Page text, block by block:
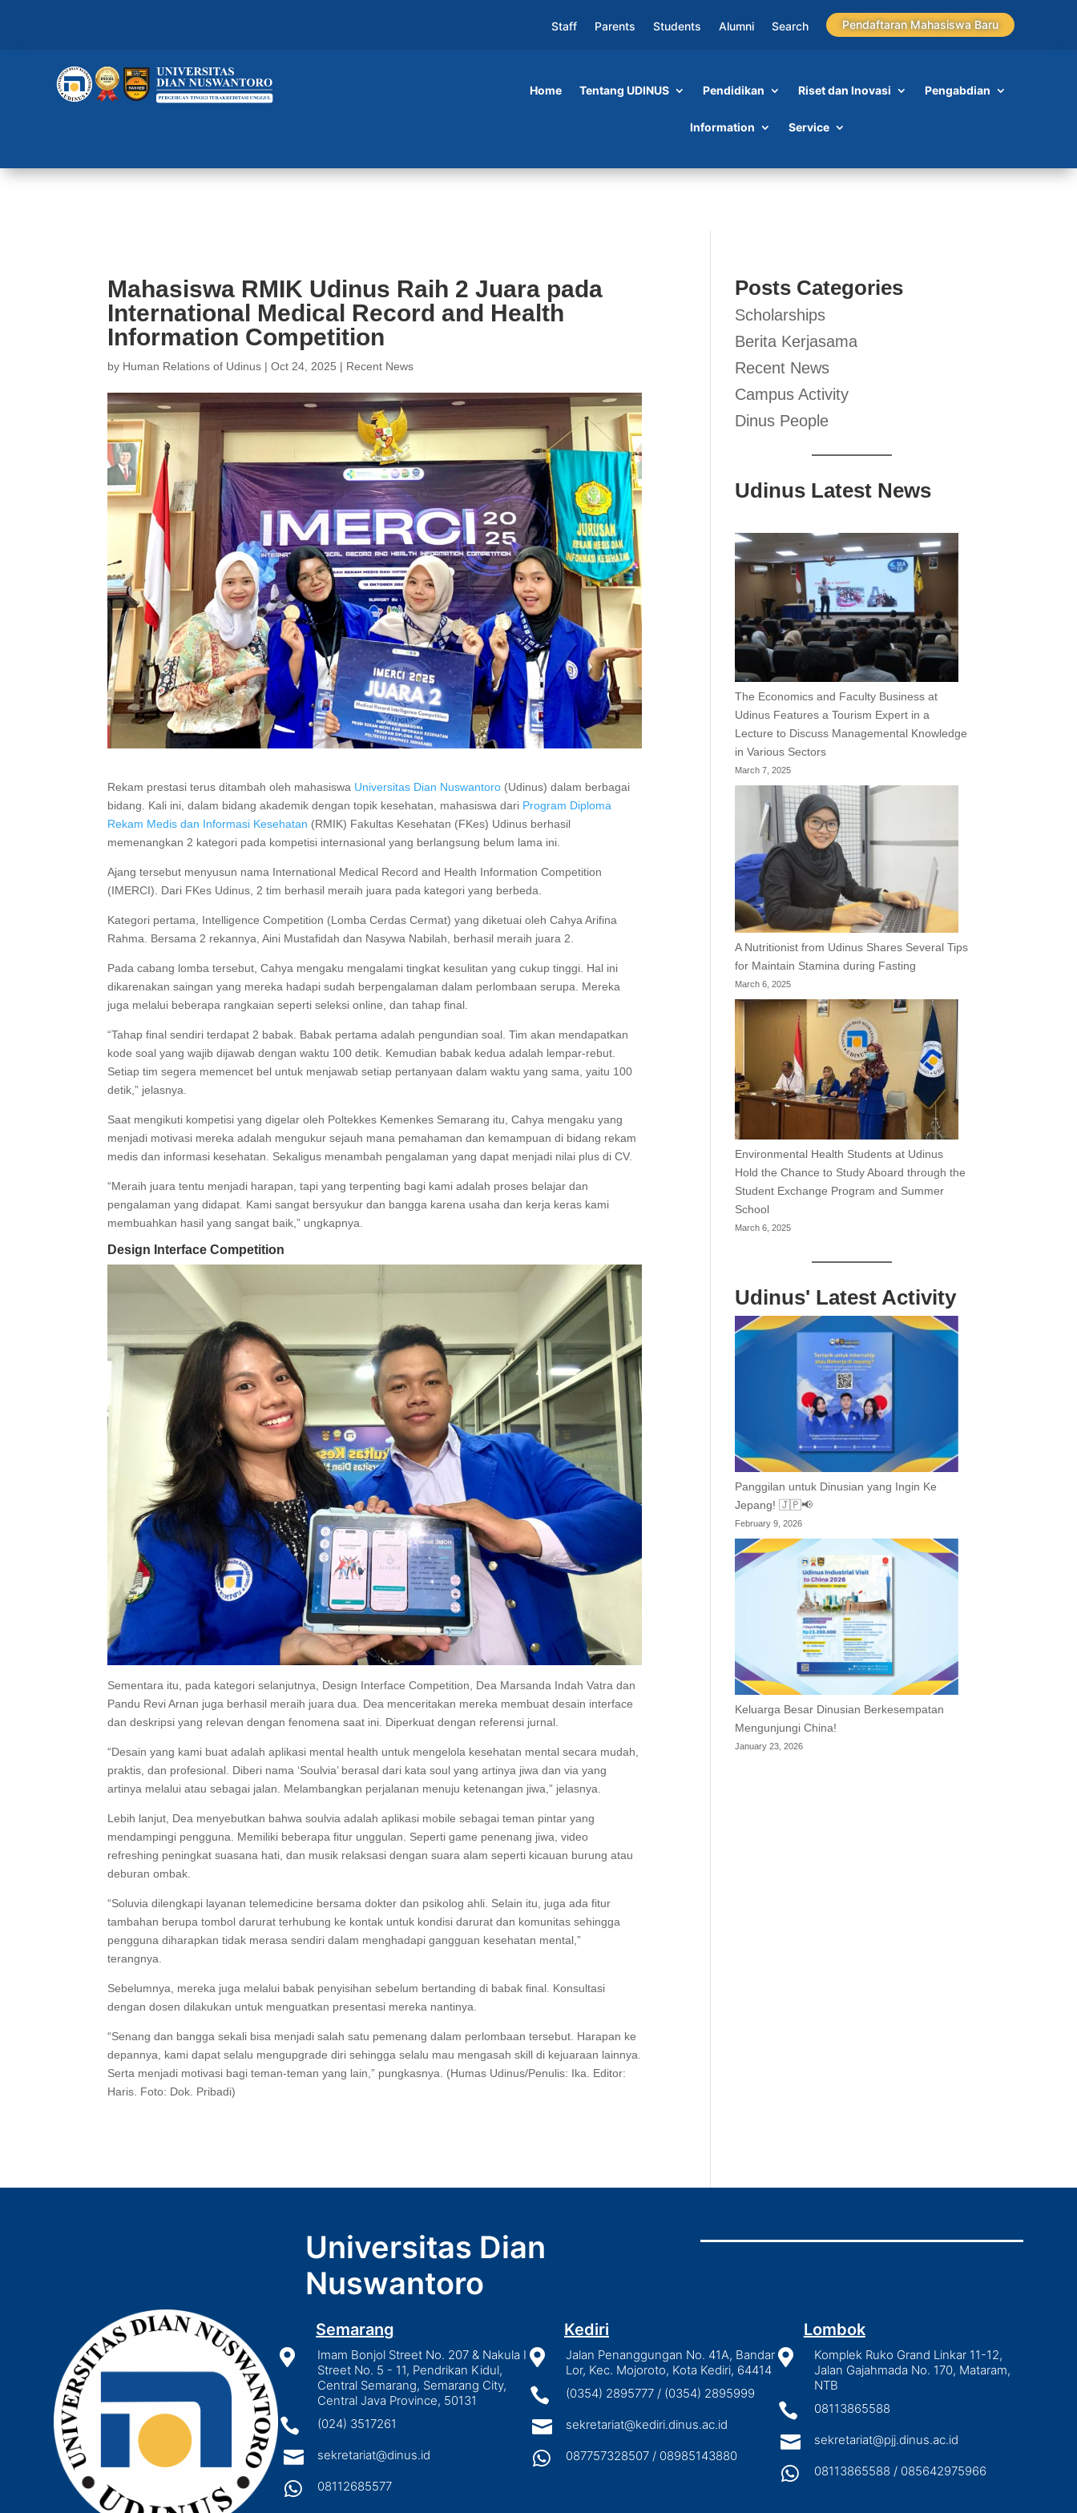
Staff Parents Students Alumni Search Pendaftaran Mahasiswa Baru
Home Tentang UDINUS Pendidikan Riset dan Inovasi Pengabdian
Information Service
Mahasiswa RMIK Udinus Raih 2 Juara pada
International Medical Record and Health
Information Competition
by Human Relations of Udinus |Oct 24, 2025 | Recent News
Rekam prestasi terus ditambah oleh mahasiswa Universitas Dian Nuswantoro (Udinus) dalam berbagai
bidang. Kali ini, dalam bidang akademik dengan topik kesehatan, mahasiswa dari Program Diploma
Rekam Medis dan Informasi Kesehatan (RMIK) Fakultas Kesehatan (FKes) Udinus berhasil
memenangkan 2 kategori pada kompetisi internasional yang berlangsung belum lama ini.
Ajang tersebut menyusun nama International Medical Record and Health Information Competition
(IMERCI). Dari FKes Udinus, 2 tim berhasil meraih juara pada kategori yang berbeda.
Kategori pertama, Intelligence Competition (Lomba Cerdas Cermat) yang diketuai oleh Cahya Arifina
Rahma. Bersama 2 rekannya, Aini Mustafidah dan Nasywa Nabilah, berhasil meraih juara 2.
Pada cabang lomba tersebut, Cahya mengaku mengalami tingkat kesulitan yang cukup tinggi. Hal ini
dikarenakan saingan yang mereka hadapi sudah berpengalaman dalam perlombaan serupa. Mereka
juga melalui beberapa rangkaian seperti seleksi online, dan tahap final.
“Tahap final sendiri terdapat 2 babak. Babak pertama adalah pengundian soal. Tim akan mendapatkan
kode soal yang wajib dijawab dengan waktu 100 detik. Kemudian babak kedua adalah lempar-rebut.
Setiap tim segera memencet bel untuk menjawab setiap pertanyaan dalam waktu yang sama, yaitu 100
detik,” jelasnya.
Saat mengikuti kompetisi yang digelar oleh Poltekkes Kemenkes Semarang itu, Cahya mengaku yang
menjadi motivasi mereka adalah mengukur sejauh mana pemahaman dan kemampuan di bidang rekam
medis dan informasi kesehatan. Sekaligus menambah pengalaman yang dapat menjadi nilai plus di CV.
“Meraih juara tentu menjadi harapan, tapi yang terpenting bagi kami adalah proses belajar dan
pengalaman yang didapat. Kami sangat bersyukur dan bangga karena usaha dan kerja keras kami
membuahkan hasil yang sangat baik,” ungkapnya.
Design Interface Competition
Sementara itu, pada kategori selanjutnya, Design Interface Competition, Dea Marsanda Indah Vatra dan
Pandu Revi Arnan juga berhasil meraih juara dua. Dea menceritakan mereka membuat desain interface
dan deskripsi yang relevan dengan fenomena saat ini. Diperkuat dengan referensi jurnal.
“Desain yang kami buat adalah aplikasi mental health untuk mengelola kesehatan mental secara mudah,
praktis, dan profesional. Diberi nama ‘Soulvia’ berasal dari kata soul yang artinya jiwa dan via yang
artinya melalui atau sebagai jalan. Melambangkan perjalanan menuju ketenangan jiwa,” jelasnya.
Lebih lanjut, Dea menyebutkan bahwa soulvia adalah aplikasi mobile sebagai teman pintar yang
mendampingi pengguna. Memiliki beberapa fitur unggulan. Seperti game penenang jiwa, video
refreshing peningkat suasana hati, dan musik relaksasi dengan suara alam seperti kicauan burung atau
deburan ombak.
“Soluvia dilengkapi layanan telemedicine bersama dokter dan psikolog ahli. Selain itu, juga ada fitur
tambahan berupa tombol darurat terhubung ke kontak untuk kondisi darurat dan komunitas sehingga
pengguna diharapkan tidak merasa sendiri dalam menghadapi gangguan kesehatan mental,”
terangnya.
Sebelumnya, mereka juga melalui babak penyisihan sebelum bertanding di babak final. Konsultasi
dengan dosen dilakukan untuk menguatkan presentasi mereka nantinya.
“Senang dan bangga sekali bisa menjadi salah satu pemenang dalam perlombaan tersebut. Harapan ke
depannya, kami dapat selalu mengupgrade diri sehingga selalu mau mengasah skill di kejuaraan lainnya.
Serta menjadi motivasi bagi teman-teman yang lain,” pungkasnya. (Humas Udinus/Penulis: Ika. Editor:
Haris. Foto: Dok. Pribadi)
Posts Categories
Scholarships
Berita Kerjasama
Recent News
Campus Activity
Dinus People
Udinus Latest News
The Economics and Faculty Business at
Udinus Features a Tourism Expert in a
Lecture to Discuss Managemental Knowledge
in Various Sectors
March 7, 2025
A Nutritionist from Udinus Shares Several Tips
for Maintain Stamina during Fasting
March 6, 2025
Environmental Health Students at Udinus
Hold the Chance to Study Aboard through the
Student Exchange Program and Summer
School
March 6, 2025
Udinus' Latest Activity
Panggilan untuk Dinusian yang Ingin Ke
Jepang! 🇯🇵📢
February 9, 2026
Keluarga Besar Dinusian Berkesempatan
Mengunjungi China!
January 23, 2026
Universitas Dian
Nuswantoro
Semarang

Imam Bonjol Street No. 207 & Nakula I
Street No. 5 - 11, Pendrikan Kidul,
Central Semarang, Semarang City,
Central Java Province, 50131
 (024) 3517261
 sekretariat@dinus.id
 08112685577
Kediri

Jalan Penanggungan No. 41A, Bandar
Lor, Kec. Mojoroto, Kota Kediri, 64414
 (0354) 2895777 / (0354) 2895999
 sekretariat@kediri.dinus.ac.id
 087757328507 / 08985143880
Lombok

Komplek Ruko Grand Linkar 11-12,
Jalan Gajahmada No. 170, Mataram,
NTB
 08113865588
 sekretariat@pjj.dinus.ac.id
 08113865588 / 085642975966